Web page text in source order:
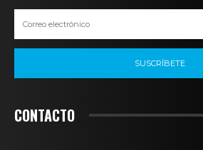
SUSCRÍBETE
CONTACTO